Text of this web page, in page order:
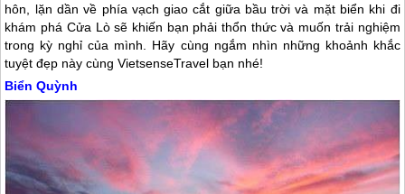
hôn, lặn dần về phía vạch giao cắt giữa bầu trời và mặt biển khi đi
khám phá Cửa Lòsẽ khiến bạn phải thổn thức và muốn trải nghiệm
trong kỳ nghỉ của mình. Hãy cùng ngắm nhìn những khoảnh khắc
tuyệt đẹp này cùng VietsenseTravel bạn nhé!
Biển Quỳnh